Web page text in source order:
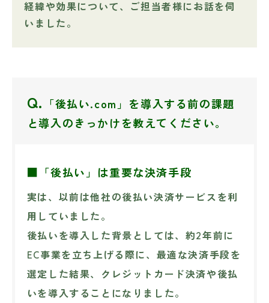
経緯や効果について、ご担当者様にお話を伺
いました。
Q. 「後払い.com」を導入する前の課題
と導入のきっかけを教えてください。
■「後払い」は重要な決済手段
実は、以前は他社の後払い決済サービスを利
用していました。
後払いを導入した背景としては、約2年前に
EC事業を立ち上げる際に、最適な決済手段を
選定した結果、クレジットカード決済や後払
いを導入することになりました。